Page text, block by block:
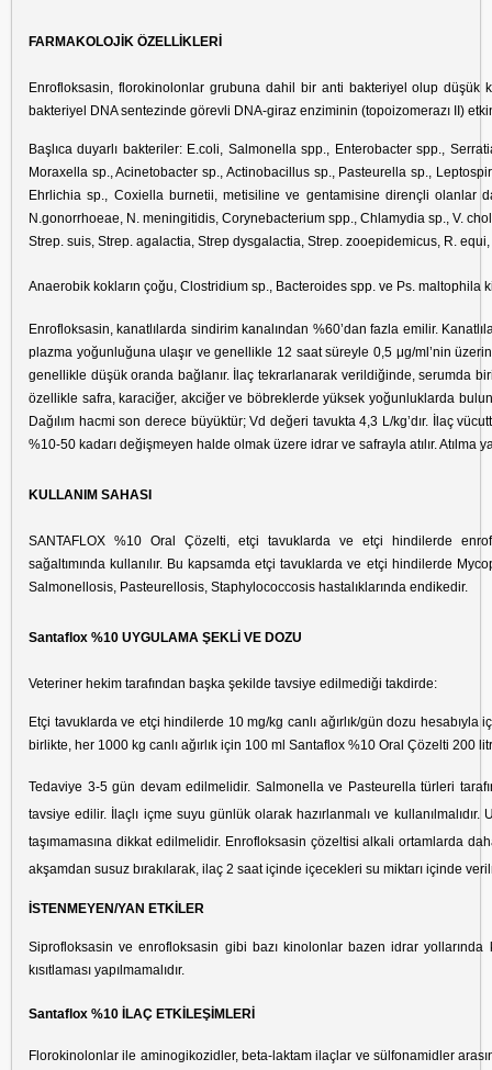
FARMAKOLOJİK ÖZELLİKLERİ
Enrofloksasin, florokinolonlar grubuna dahil bir anti bakteriyel olup düşük
bakteriyel DNA sentezinde görevli DNA-giraz enziminin (topoizomerazı II)
Başlıca duyarlı bakteriler: E.coli, Salmonella spp., Enterobacter spp.,
Moraxella sp., Acinetobacter sp., Actinobacillus sp., Pasteurella sp.,
Ehrlichia sp., Coxiella burnetii, metisiline ve gentamisine dirençli olanlar
N.gonorrhoeae, N. meningitidis, Corynebacterium spp., Chlamydia sp., V.
Strep. suis, Strep. agalactia, Strep dysgalactia, Strep. zooepidemicus, R.
Anaerobik kokların çoğu, Clostridium sp., Bacteroides spp. ve Ps. maltophila
Enrofloksasin, kanatlılarda sindirim kanalından %60’dan fazla emilir.
plazma yoğunluğuna ulaşır ve genellikle 12 saat süreyle 0,5 μg/ml’nin
genellikle düşük oranda bağlanır. İlaç tekrarlanarak verildiğinde, serumda
özellikle safra, karaciğer, akciğer ve böbreklerde yüksek yoğunluklarda
Dağılım hacmi son derece büyüktür; Vd değeri tavukta 4,3 L/kg’dır. İlaç
%10-50 kadarı değişmeyen halde olmak üzere idrar ve safrayla atılır. Atılma
KULLANIM SAHASI
SANTAFLOX %10 Oral Çözelti, etçi tavuklarda ve etçi hindilerde
sağaltımında kullanılır. Bu kapsamda etçi tavuklarda ve etçi hindilerde
Salmonellosis, Pasteurellosis, Staphylococcosis hastalıklarında endikedir.
Santaflox %10 UYGULAMA ŞEKLİ VE DOZU
Veteriner hekim tarafından başka şekilde tavsiye edilmediği takdirde:
Etçi tavuklarda ve etçi hindilerde 10 mg/kg canlı ağırlık/gün dozu
birlikte, her 1000 kg canlı ağırlık için 100 ml Santaflox %10 Oral Çözelti 200
Tedaviye 3-5 gün devam edilmelidir. Salmonella ve Pasteurella türleri
tavsiye edilir. İlaçlı içme suyu günlük olarak hazırlanmalı ve
taşımamasına dikkat edilmelidir. Enrofloksasin çözeltisi alkali ortamlarda
akşamdan susuz bırakılarak, ilaç 2 saat içinde içecekleri su miktarı içinde
İSTENMEYEN/YAN ETKİLER
Siprofloksasin ve enrofloksasin gibi bazı kinolonlar bazen idrar
kısıtlaması yapılmamalıdır.
Santaflox %10 İLAÇ ETKİLEŞİMLERİ
Florokinolonlar ile aminogikozidler, beta-laktam ilaçlar ve sülfonamidler